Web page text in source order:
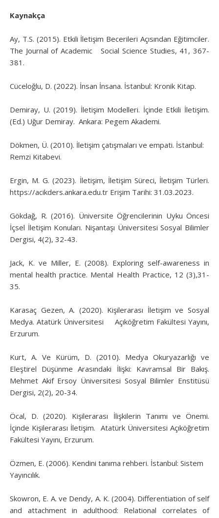
Kaynakça
Ay, T.S. (2015). Etkili İletişim Becerileri Açısından Eğitimciler.
The Journal of Academic Social Science Studies, 41, 367-
381.
Cüceloğlu, D. (2022). İnsan İnsana. İstanbul: Kronik Kitap.
Demiray, U. (2019). İletişim Modelleri. İçinde Etkili İletişim.
(Ed.) Uğur Demiray. Ankara: Pegem Akademi.
Dökmen, Ü. (2010). İletişim çatışmaları ve empati. İstanbul:
Remzi Kitabevi.
Ergin, M. G. (2023). İletişim, İletişim Süreci, İletişim Türleri.
https://acikders.ankara.edu.tr Erişim Tarihi: 31.03.2023.
Gökdağ, R. (2016). Üniversite Öğrencilerinin Uyku Öncesi
İçsel İletişim Konuları. Nişantaşı Üniversitesi Sosyal Bilimler
Dergisi, 4(2), 32-43.
Jack, K. ve Miller, E. (2008). Exploring self-awareness in
mental health practice. Mental Health Practice, 12 (3),31-
35.
Karasaç Gezen, A. (2020). Kişilerarası İletişim ve Sosyal
Medya. Atatürk Üniversitesi Açıköğretim Fakültesi Yayını,
Erzurum.
Kurt, A. Ve Kürüm, D. (2010). Medya Okuryazarlığı ve
Eleştirel Düşünme Arasındaki İlişki: Kavramsal Bir Bakış.
Mehmet Akif Ersoy Üniversitesi Sosyal Bilimler Enstitüsü
Dergisi, 2(2), 20-34.
Öcal, D. (2020). Kişilerarası İlişkilerin Tanımı ve Önemi.
İçinde Kişilerarası İletişim. Atatürk Üniversitesi Açıköğretim
Fakültesi Yayını, Erzurum.
Özmen, E. (2006). Kendini tanıma rehberi. İstanbul: Sistem
Yayıncılık.
Skowron, E. A. ve Dendy, A. K. (2004). Differentiation of self
and attachment in adulthood: Relational correlates of